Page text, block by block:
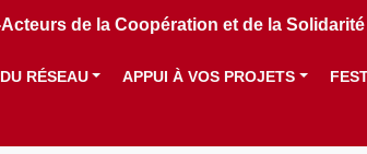
de la Coopération et de la
RÉSEAU APPUI À VOS PROJETS